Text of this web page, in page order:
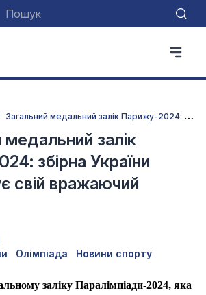
З
агальний медальний залік Парижу-2024: збірна України продовжує свій вражаючий підйом
медальний залік
збірна України
свій вражаючий
Олімпіада Новини спорту
заліку Паралімпіади-2024, яка